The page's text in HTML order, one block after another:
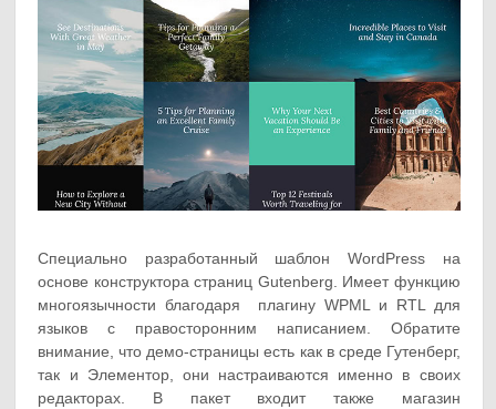
Специально разработанный шаблон WordPress на
основе конструктора страниц Gutenberg. Имеет функцию
многоязычности благодаря плагину WPML и RTL для
языков с правосторонним написанием. Обратите
внимание, что демо-страницы есть как в среде Гутенберг,
так и Элементор, они настраиваются именно в своих
редакторах. В пакет входит также магазин